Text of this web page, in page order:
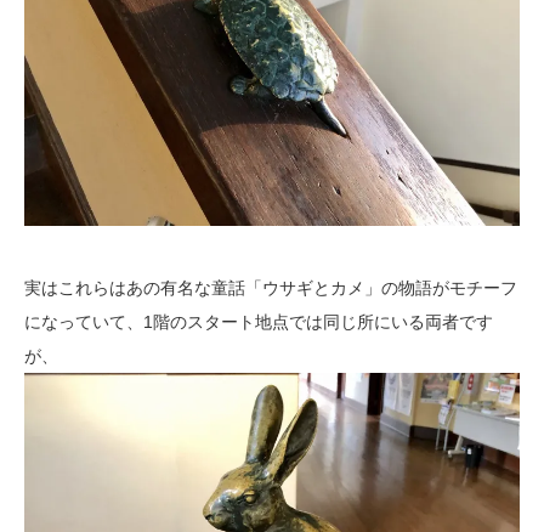
実はこれらはあの有名な童話「ウサギとカメ」の物語がモチーフ
になっていて、1階のスタート地点では同じ所にいる両者です
が、